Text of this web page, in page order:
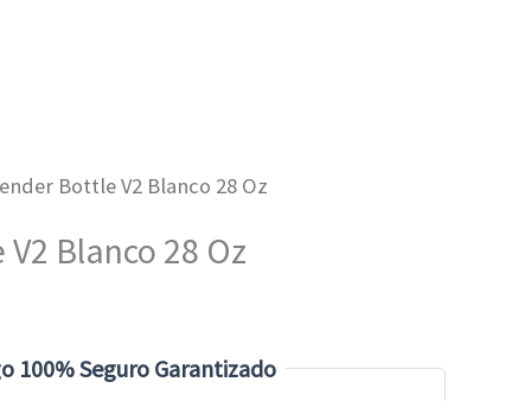
Bottle V2 Blanco 28 Oz
Blanco 28 Oz
100% Seguro Garantizado